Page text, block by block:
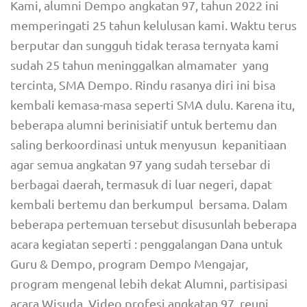
Kami, alumni Dempo angkatan 97, tahun 2022 ini
memperingati 25 tahun kelulusan kami. Waktu terus
berputar dan sungguh tidak terasa ternyata kami
sudah 25 tahun meninggalkan almamater yang
tercinta, SMA Dempo. Rindu rasanya diri ini bisa
kembali kemasa-masa seperti SMA dulu. Karena itu,
beberapa alumni berinisiatif untuk bertemu dan
saling berkoordinasi untuk menyusun kepanitiaan
agar semua angkatan 97 yang sudah tersebar di
berbagai daerah, termasuk di luar negeri, dapat
kembali bertemu dan berkumpul bersama. Dalam
beberapa pertemuan tersebut disusunlah beberapa
acara kegiatan seperti : penggalangan Dana untuk
Guru & Dempo, program Dempo Mengajar,
program mengenal lebih dekat Alumni, partisipasi
acara Wisuda, Video profesi angkatan 97, reuni